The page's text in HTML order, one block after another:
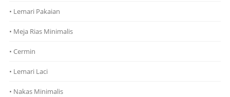
• Lemari Pakaian
• Meja Rias Minimalis
• Cermin
• Lemari Laci
• Nakas Minimalis